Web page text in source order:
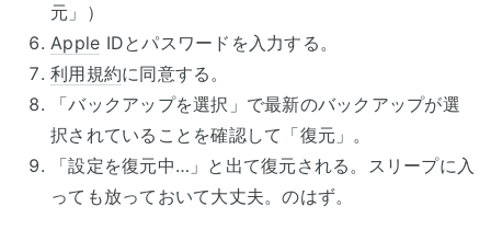
元」）
Apple IDとパスワードを入力する。
利用規約に同意する。
「バックアップを選択」で最新のバックアップが選
択されていることを確認して「復元」。
「設定を復元中…」と出て復元される。スリープに入
っても放っておいて大丈夫。のはず。